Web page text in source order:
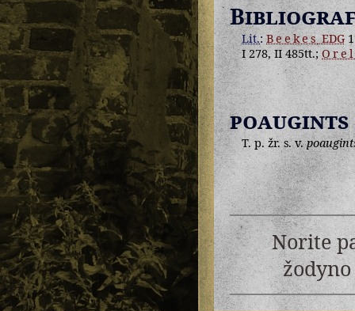
Lit.:BeekesEDG
I 278, II 485tt.;Orel
poaugints
T. p. žr. s. v.
Norite